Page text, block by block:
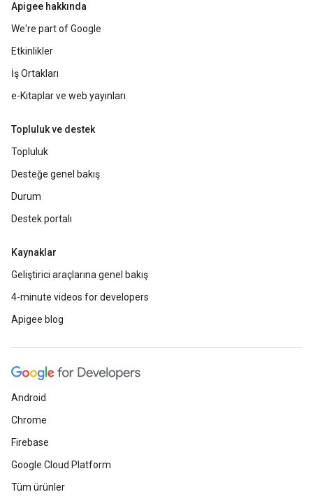
Apigee hakkında
We're part of Google
Etkinlikler
İş Ortakları
e-Kitaplar ve web yayınları
Topluluk ve destek
Topluluk
Desteğe genel bakış
Durum
Destek portalı
Kaynaklar
Geliştirici araçlarına genel bakış
4-minute videos for developers
Apigee blog
Android
Chrome
Firebase
Google Cloud Platform
Tüm ürünler